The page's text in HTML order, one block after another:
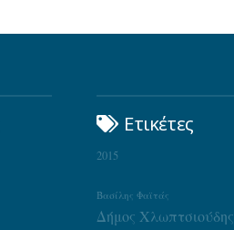
Ετικέτες
2015
Βασίλης Φαϊτάς
Δήμος Χλωπτσιούδης